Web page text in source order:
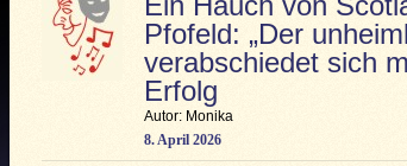
Pfofeld: „Der
verabschiedet sich
Erfolg
Autor: Monika
8. April 2026